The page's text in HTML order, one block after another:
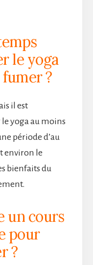
le yoga
?
il est
yoga au moins
période d’au
environ le
bienfaits du
un cours
pour
?